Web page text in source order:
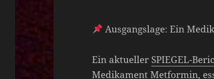
Ausgangslage: Ein
Ein aktueller SPIEGEL-
Medikament Metformin,